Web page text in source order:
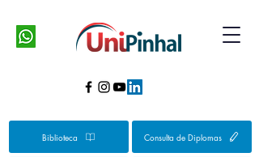
Biblioteca Consulta de Diplomas